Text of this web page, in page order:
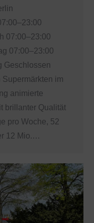
07:00–23:00
07:00–23:00
Geschlossen
im
animierte
brillanter Qualität
pro Woche, 52
12 Mio.…